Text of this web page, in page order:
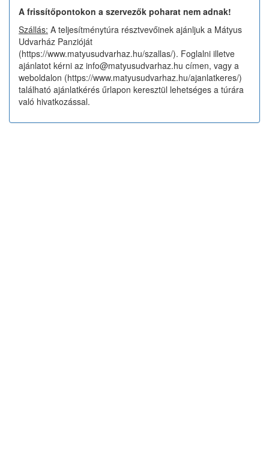
A frissítőpontokon a szervezők poharat nem adnak!
Szállás: A teljesítménytúra résztvevőinek ajánljuk a Mátyus
Udvarház Panzióját
(https://www.matyusudvarhaz.hu/szallas/). Foglalni illetve
ajánlatot kérni az info@matyusudvarhaz.hu címen, vagy a
weboldalon (https://www.matyusudvarhaz.hu/ajanlatkeres/)
található ajánlatkérés űrlapon keresztül lehetséges a túrára
való hivatkozással.